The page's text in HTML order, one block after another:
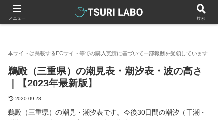
釣りラボマガジン 全国の潮見表・潮汐表 三重県の潮見表・潮
鵜殿（三重県）の潮見表・潮汐表・波の高さ
｜【2023年最新版】
2020.09.28
鵜殿（三重県）の潮見・潮汐表です。今後30日間の潮汐（干潮・
メニュー 検索